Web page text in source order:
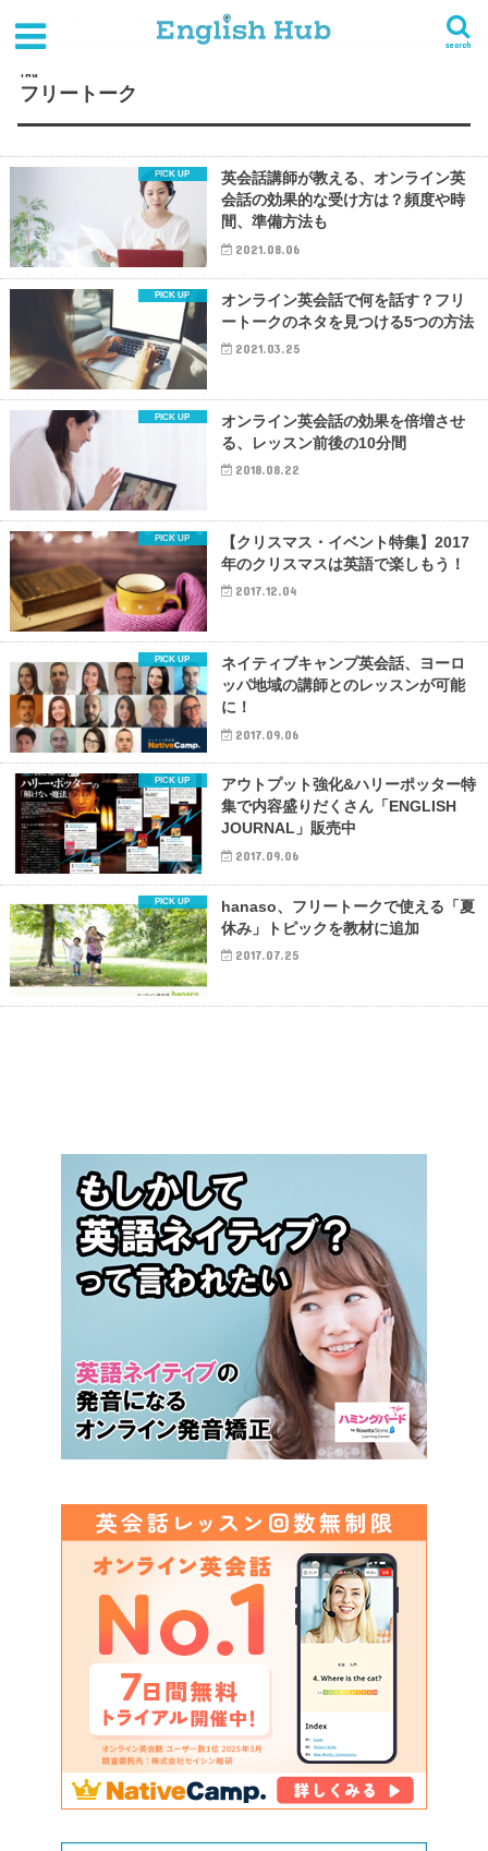
search
タグ : フリートーク
TAG
フリートーク
英会話講師が教える、オンライン英
会話の効果的な受け方は？頻度や時
間、準備方法も
2021.08.06
オンライン英会話で何を話す？フリ
ートークのネタを見つける5つの方法
2021.03.25
オンライン英会話の効果を倍増させ
る、レッスン前後の10分間
2018.08.22
【クリスマス・イベント特集】2017
年のクリスマスは英語で楽しもう！
2017.12.04
ネイティブキャンプ英会話、ヨーロ
ッパ地域の講師とのレッスンが可能
に！
2017.09.06
アウトプット強化&ハリーポッター特
集で内容盛りだくさん「ENGLISH
JOURNAL」販売中
2017.09.06
hanaso、フリートークで使える「夏
休み」トピックを教材に追加
2017.07.25